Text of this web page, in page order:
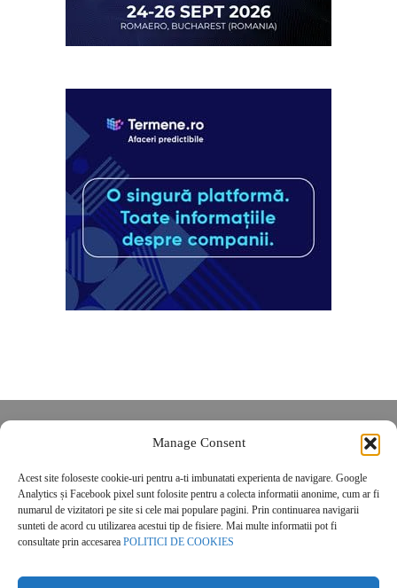
Manage Consent
Acest site foloseste cookie-uri pentru a-ti imbunatati experienta de navigare. Google
Analytics și Facebook pixel sunt folosite pentru a colecta informatii anonime, cum ar fi
numarul de vizitatori pe site si cele mai populare pagini. Prin continuarea navigarii
sunteti de acord cu utilizarea acestui tip de fisiere. Mai multe informatii pot fi
consultate prin accesarea POLITICI DE COOKIES
POLITICĂ DE CONFIDENȚIALITATE
Politica de cookies